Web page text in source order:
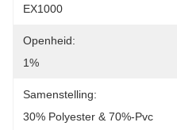
EX1000
Openheid:
1%
Samenstelling:
30% Polyester & 70%-Pvc